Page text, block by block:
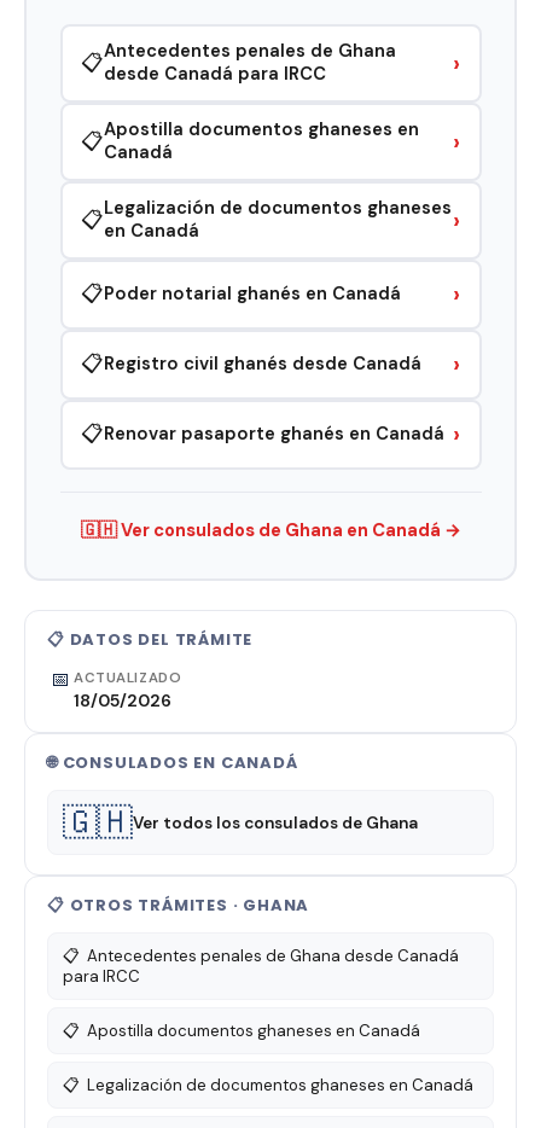
📋 DATOS DEL TRÁMITE
📅 ACTUALIZADO
18/05/2026
🌐 CONSULADOS EN CANADÁ
🇬🇭Ver todos los consulados de Ghana
📋 OTROS TRÁMITES · GHANA
📋 Antecedentes penales de Ghana desde Canadá
para IRCC
📋 Apostilla documentos ghaneses en Canadá
📋 Legalización de documentos ghaneses en Canadá
📋Antecedentes penales de Ghana
desde Canadá para IRCC
›
📋Apostilla documentos ghaneses en
Canadá
›
📋Legalización de documentos ghaneses
en Canadá
›
📋Poder notarial ghanés en Canadá ›
📋Registro civil ghanés desde Canadá ›
📋Renovar pasaporte ghanés en Canadá ›
🇬🇭 Ver consulados de Ghana en Canadá →